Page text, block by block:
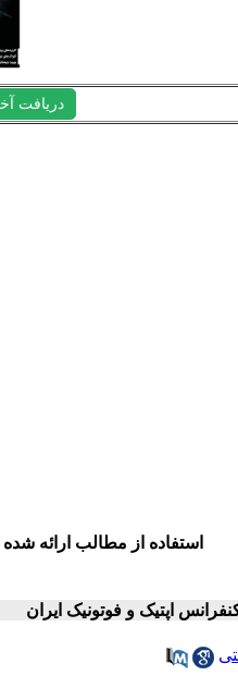
دریافت
استفاده از مطالب ارائه شده